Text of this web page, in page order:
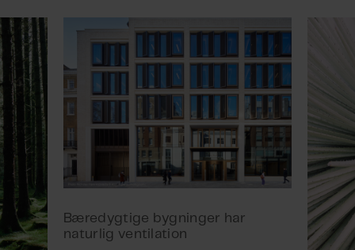
Bæredygtige bygninger har
naturlig ventilation